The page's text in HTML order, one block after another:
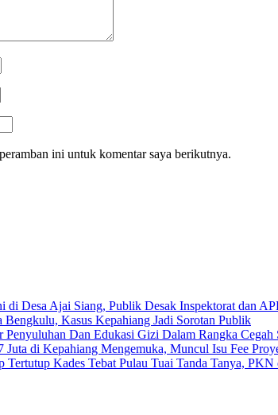
ini untuk komentar saya berikutnya.
di Desa Ajai Siang, Publik Desak Inspektorat dan
Kasus Kepahiang Jadi Sorotan Publik
Penyuluhan Dan Edukasi Gizi Dalam Rangka
Juta di Kepahiang Mengemuka, Muncul Isu Fee
Kades Tebat Pulau Tuai Tanda Tanya, PKN